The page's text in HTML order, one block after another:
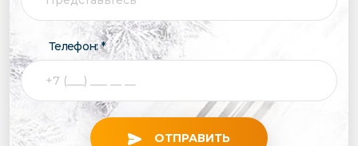
Телефон: *
ОТПРАВИТЬ